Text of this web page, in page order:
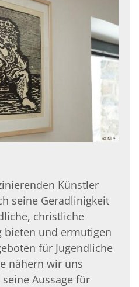
© NPS
Künstler
seine Geradlinigkeit
christliche
bieten und ermutigen
für Jugendliche
nähern wir uns
Aussage für